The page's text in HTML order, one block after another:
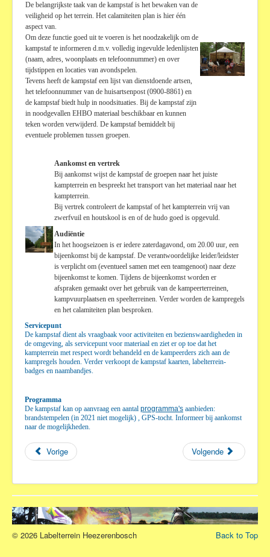
De belangrijkste taak van de kampstaf is het bewaken van de
veiligheid op het terrein. Het calamiteiten plan is hier één
aspect van.
Om deze functie goed uit te voeren is het noodzakelijk om de
kampstaf te informeren d.m.v. volledig ingevulde ledenlijsten
(naam, adres, woonplaats en telefoonnummer) en over
tijdstippen en locaties van avondspelen.
Tevens heeft de kampstaf een lijst van dienstdoende artsen,
het telefoonnummer van de huisartsenpost (0900-8861) en
de kampstaf biedt hulp in noodsituaties. Bij de kampstaf zijn
in noodgevallen EHBO materiaal beschikbaar en kunnen
teken worden verwijderd. De kampstaf bemiddelt bij
eventuele problemen tussen groepen.
Aankomst en vertrek
Bij aankomst wijst de kampstaf de groepen naar het juiste
kampterrein en bespreekt het transport van het materiaal naar het
kampterrein.
Bij vertrek controleert de kampstaf of het kampterrein vrij van
zwerfvuil en houtskool is en of de hudo goed is opgevuld.
Audiëntie
In het hoogseizoen is er iedere zaterdagavond, om 20.00 uur, een
bijeenkomst bij de kampstaf. De verantwoordelijke leider/leidster
is verplicht om (eventueel samen met een teamgenoot) naar deze
bijeenkomst te komen. Tijdens de bijeenkomst worden er
afspraken gemaakt over het gebruik van de kampeerterreinen,
kampvuurplaatsen en speelterreinen. Verder worden de kampregels
en het calamiteiten plan besproken.
Servicepunt
De kampstaf dient als vraagbaak voor activiteiten en bezienswaardigheden in
de omgeving, als servicepunt voor materiaal en ziet er op toe dat het
kampterrein met respect wordt behandeld en de kampeerders zich aan de
kampregels houden. Verder verkoopt de kampstaf kaarten, labelterrein-
badges en naambandjes.
Programma
De kampstaf kan op aanvraag een aantal programma's aanbieden:
brandstempelen (in 2021 niet mogelijk) , GPS-tocht. Informeer bij aankomst
naar de mogelijkheden.
Vorige Volgende
Back to Top
© 2026 Labelterrein Heezerenbosch